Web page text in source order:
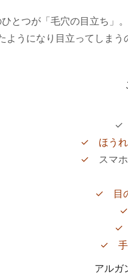
とつが「毛穴の目立ち」。
ようになり目立ってしま
✓
✓
ほう
✓
スマ
✓
目
✓
✓
✓ 手
アルガ